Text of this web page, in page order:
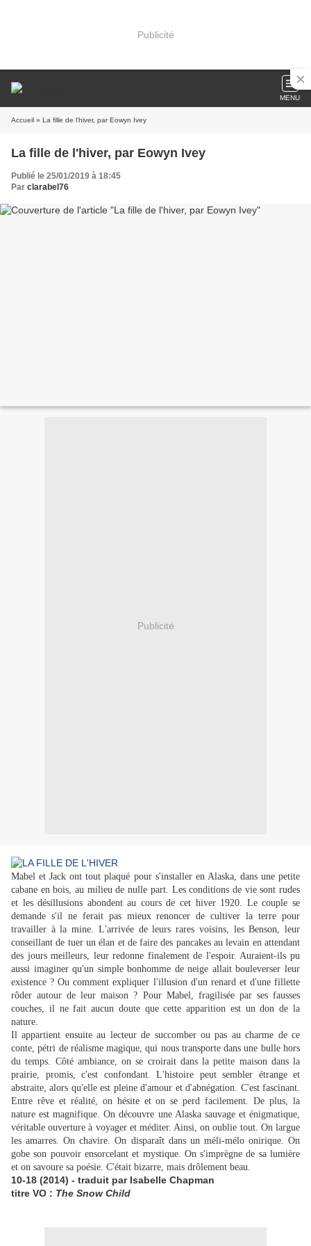
Publicité
MENU
Accueil » La fille de l'hiver, par Eowyn Ivey
La fille de l'hiver, par Eowyn Ivey
Publié le 25/01/2019 à 18:45
Par clarabel76
Publicité
Mabel et Jack ont tout plaqué pour s'installer en Alaska, dans une petite
cabane en bois, au milieu de nulle part. Les conditions de vie sont rudes
et les désillusions abondent au cours de cet hiver 1920. Le couple se
demande s'il ne ferait pas mieux renoncer de cultiver la terre pour
travailler à la mine. L'arrivée de leurs rares voisins, les Benson, leur
conseillant de tuer un élan et de faire des pancakes au levain en attendant
des jours meilleurs, leur redonne finalement de l'espoir. Auraient-ils pu
aussi imaginer qu'un simple bonhomme de neige allait bouleverser leur
existence ? Ou comment expliquer l'illusion d'un renard et d'une fillette
rôder autour de leur maison ? Pour Mabel, fragilisée par ses fausses
couches, il ne fait aucun doute que cette apparition est un don de la
nature.
Il appartient ensuite au lecteur de succomber ou pas au charme de ce
conte, pétri de réalisme magique, qui nous transporte dans une bulle hors
du temps. Côté ambiance, on se croirait dans la petite maison dans la
prairie, promis, c'est confondant. L'histoire peut sembler étrange et
abstraite, alors qu'elle est pleine d'amour et d'abnégation. C'est fascinant.
Entre rêve et réalité, on hésite et on se perd facilement. De plus, la
nature est magnifique. On découvre une Alaska sauvage et énigmatique,
véritable ouverture à voyager et méditer. Ainsi, on oublie tout. On largue
les amarres. On chavire. On disparaît dans un méli-mélo onirique. On
gobe son pouvoir ensorcelant et mystique. On s'imprègne de sa lumière
et on savoure sa poésie. C'était bizarre, mais drôlement beau.
10-18 (2014) - traduit par Isabelle Chapman
titre VO : The Snow Child